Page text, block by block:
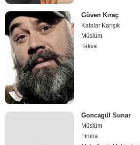
Güven Kıraç
Kafalar Karışık
Müslüm
Takva
Goncagül Sunar
Müslüm
Fırtına